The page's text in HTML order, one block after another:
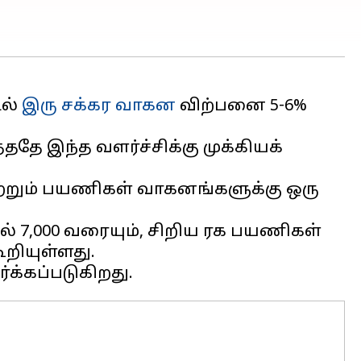
இரு சக்கர வாகன விற்பனை 5-6%
இந்த வளர்ச்சிக்கு முக்கியக்
பயணிகள் வாகனங்களுக்கு ஒரு
வரையும், சிறிய ரக பயணிகள்